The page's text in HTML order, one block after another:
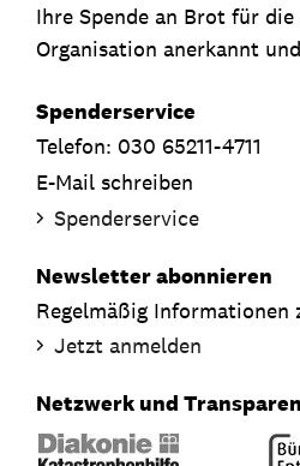
Ihre Spende an Brot für
Organisation anerkannt
Spenderservice
Telefon: 030 65211-4711
E-Mail schreiben
Spenderservice
Newsletter abonnieren
Regelmäßig Informationen
Jetzt anmelden
Netzwerk und